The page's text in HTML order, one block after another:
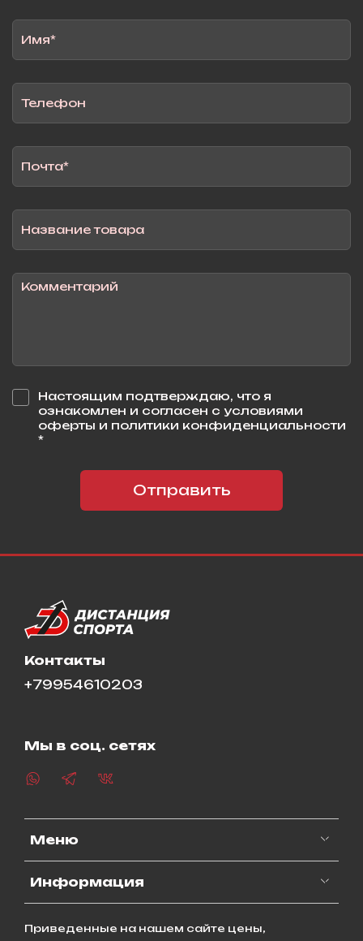
Настоящим подтверждаю, что я
ознакомлен и согласен с условиями
оферты и политики конфиденциальности
*
Отправить
Меню
Информация
Контакты
+79954610203
Мы в соц. сетях
Приведенные на нашем сайте цены,